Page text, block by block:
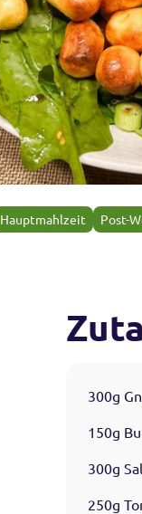
Hauptmahlzeit Post-
300g
150g
300g
250g